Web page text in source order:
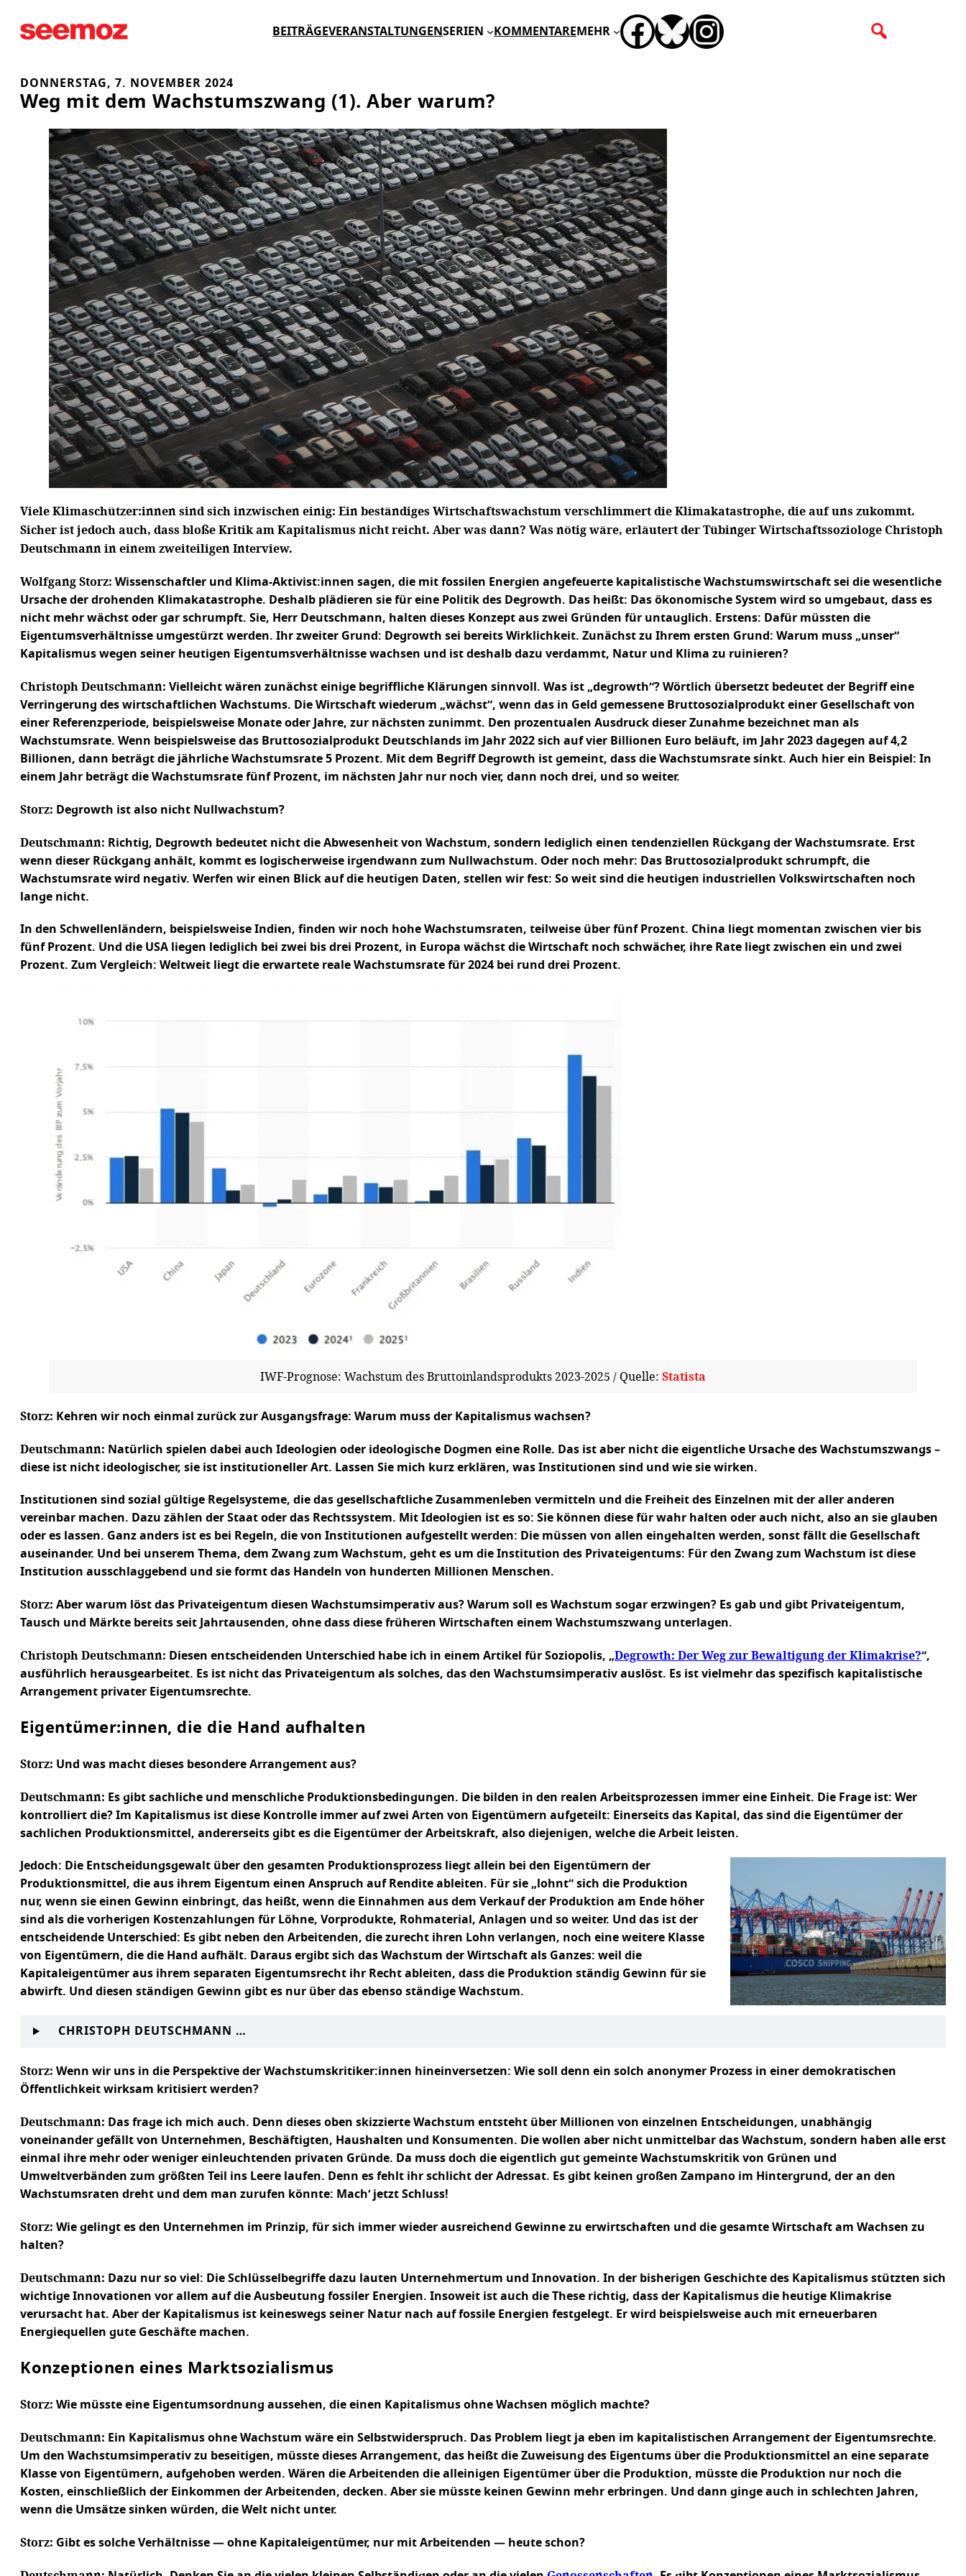
Inhalt
BEITRÄGEVERANSTALTUNGENSERIEN KOMMENTARE MEHR FACEBOOK
BLUESKYINSTAGRAM
DONNERSTAG, 7. NOVEMBER 2024
Weg mit dem Wachstumszwang (1). Aber warum?
Viele Klimaschützer:innen sind sich inzwischen einig: Ein beständiges Wirtschaftswachstum verschlimmert die Klimakatastrophe, die auf uns zukommt.
Sicher ist jedoch auch, dass bloße Kritik am Kapitalismus nicht reicht. Aber was dann? Was nötig wäre, erläutert der Tübinger Wirtschaftssoziologe Christoph
Deutschmann in einem zweiteiligen Interview.
Wolfgang Storz: Wissenschaftler und Klima-Aktivist:innen sagen, die mit fossilen Energien angefeuerte kapitalistische Wachstumswirtschaft sei die wesentliche
Ursache der drohenden Klimakatastrophe. Deshalb plädieren sie für eine Politik des Degrowth. Das heißt: Das ökonomische System wird so umgebaut, dass es
nicht mehr wächst oder gar schrumpft. Sie, Herr Deutschmann, halten dieses Konzept aus zwei Gründen für untauglich. Erstens: Dafür müssten die
Eigentumsverhältnisse umgestürzt werden. Ihr zweiter Grund: Degrowth sei bereits Wirklichkeit. Zunächst zu Ihrem ersten Grund: Warum muss „unser“
Kapitalismus wegen seiner heutigen Eigentumsverhältnisse wachsen und ist deshalb dazu verdammt, Natur und Klima zu ruinieren?
Christoph Deutschmann: Vielleicht wären zunächst einige begriffliche Klärungen sinnvoll. Was ist „degrowth“? Wörtlich übersetzt bedeutet der Begriff eine
Verringerung des wirtschaftlichen Wachstums. Die Wirtschaft wiederum „wächst“, wenn das in Geld gemessene Bruttosozialprodukt einer Gesellschaft von
einer Referenzperiode, beispielsweise Monate oder Jahre, zur nächsten zunimmt. Den prozentualen Ausdruck dieser Zunahme bezeichnet man als
Wachstumsrate. Wenn beispielsweise das Bruttosozialprodukt Deutschlands im Jahr 2022 sich auf vier Billionen Euro beläuft, im Jahr 2023 dagegen auf 4,2
Billionen, dann beträgt die jährliche Wachstumsrate 5 Prozent. Mit dem Begriff Degrowth ist gemeint, dass die Wachstumsrate sinkt. Auch hier ein Beispiel: In
einem Jahr beträgt die Wachstumsrate fünf Prozent, im nächsten Jahr nur noch vier, dann noch drei, und so weiter.
Storz: Degrowth ist also nicht Nullwachstum?
Deutschmann: Richtig, Degrowth bedeutet nicht die Abwesenheit von Wachstum, sondern lediglich einen tendenziellen Rückgang der Wachstumsrate. Erst
wenn dieser Rückgang anhält, kommt es logischerweise irgendwann zum Nullwachstum. Oder noch mehr: Das Bruttosozialprodukt schrumpft, die
Wachstumsrate wird negativ. Werfen wir einen Blick auf die heutigen Daten, stellen wir fest: So weit sind die heutigen industriellen Volkswirtschaften noch
lange nicht.
In den Schwellenländern, beispielsweise Indien, finden wir noch hohe Wachstumsraten, teilweise über fünf Prozent. China liegt momentan zwischen vier bis
fünf Prozent. Und die USA liegen lediglich bei zwei bis drei Prozent, in Europa wächst die Wirtschaft noch schwächer, ihre Rate liegt zwischen ein und zwei
Prozent. Zum Vergleich: Weltweit liegt die erwartete reale Wachstumsrate für 2024 bei rund drei Prozent.
IWF-Prognose: Wachstum des Bruttoinlandsprodukts 2023-2025 / Quelle: Statista
Storz: Kehren wir noch einmal zurück zur Ausgangsfrage: Warum muss der Kapitalismus wachsen?
Deutschmann: Natürlich spielen dabei auch Ideologien oder ideologische Dogmen eine Rolle. Das ist aber nicht die eigentliche Ursache des Wachstumszwangs –
diese ist nicht ideologischer, sie ist institutioneller Art. Lassen Sie mich kurz erklären, was Institutionen sind und wie sie wirken.
Institutionen sind sozial gültige Regelsysteme, die das gesellschaftliche Zusammenleben vermitteln und die Freiheit des Einzelnen mit der aller anderen
vereinbar machen. Dazu zählen der Staat oder das Rechtssystem. Mit Ideologien ist es so: Sie können diese für wahr halten oder auch nicht, also an sie glauben
oder es lassen. Ganz anders ist es bei Regeln, die von Institutionen aufgestellt werden: Die müssen von allen eingehalten werden, sonst fällt die Gesellschaft
auseinander. Und bei unserem Thema, dem Zwang zum Wachstum, geht es um die Institution des Privateigentums: Für den Zwang zum Wachstum ist diese
Institution ausschlaggebend und sie formt das Handeln von hunderten Millionen Menschen.
Storz: Aber warum löst das Privateigentum diesen Wachstumsimperativ aus? Warum soll es Wachstum sogar erzwingen? Es gab und gibt Privateigentum,
Tausch und Märkte bereits seit Jahrtausenden, ohne dass diese früheren Wirtschaften einem Wachstumszwang unterlagen.
Christoph Deutschmann: Diesen entscheidenden Unterschied habe ich in einem Artikel für Soziopolis, „Degrowth: Der Weg zur Bewältigung der Klimakrise?“,
ausführlich herausgearbeitet. Es ist nicht das Privateigentum als solches, das den Wachstumsimperativ auslöst. Es ist vielmehr das spezifisch kapitalistische
Arrangement privater Eigentumsrechte.
Eigentümer:innen, die die Hand aufhalten
Storz: Und was macht dieses besondere Arrangement aus?
Deutschmann: Es gibt sachliche und menschliche Produktionsbedingungen. Die bilden in den realen Arbeitsprozessen immer eine Einheit. Die Frage ist: Wer
kontrolliert die? Im Kapitalismus ist diese Kontrolle immer auf zwei Arten von Eigentümern aufgeteilt: Einerseits das Kapital, das sind die Eigentümer der
sachlichen Produktionsmittel, andererseits gibt es die Eigentümer der Arbeitskraft, also diejenigen, welche die Arbeit leisten.
Jedoch: Die Entscheidungsgewalt über den gesamten Produktionsprozess liegt allein bei den Eigentümern der
Produktionsmittel, die aus ihrem Eigentum einen Anspruch auf Rendite ableiten. Für sie „lohnt“ sich die Produktion
nur, wenn sie einen Gewinn einbringt, das heißt, wenn die Einnahmen aus dem Verkauf der Produktion am Ende höher
sind als die vorherigen Kostenzahlungen für Löhne, Vorprodukte, Rohmaterial, Anlagen und so weiter. Und das ist der
entscheidende Unterschied: Es gibt neben den Arbeitenden, die zurecht ihren Lohn verlangen, noch eine weitere Klasse
von Eigentümern, die die Hand aufhält. Daraus ergibt sich das Wachstum der Wirtschaft als Ganzes: weil die
Kapitaleigentümer aus ihrem separaten Eigentumsrecht ihr Recht ableiten, dass die Produktion ständig Gewinn für sie
abwirft. Und diesen ständigen Gewinn gibt es nur über das ebenso ständige Wachstum.
CHRISTOPH DEUTSCHMANN …
Storz: Wenn wir uns in die Perspektive der Wachstumskritiker:innen hineinversetzen: Wie soll denn ein solch anonymer Prozess in einer demokratischen
Öffentlichkeit wirksam kritisiert werden?
Deutschmann: Das frage ich mich auch. Denn dieses oben skizzierte Wachstum entsteht über Millionen von einzelnen Entscheidungen, unabhängig
voneinander gefällt von Unternehmen, Beschäftigten, Haushalten und Konsumenten. Die wollen aber nicht unmittelbar das Wachstum, sondern haben alle erst
einmal ihre mehr oder weniger einleuchtenden privaten Gründe. Da muss doch die eigentlich gut gemeinte Wachstumskritik von Grünen und
Umweltverbänden zum größten Teil ins Leere laufen. Denn es fehlt ihr schlicht der Adressat. Es gibt keinen großen Zampano im Hintergrund, der an den
Wachstumsraten dreht und dem man zurufen könnte: Mach‘ jetzt Schluss!
Storz: Wie gelingt es den Unternehmen im Prinzip, für sich immer wieder ausreichend Gewinne zu erwirtschaften und die gesamte Wirtschaft am Wachsen zu
halten?
Deutschmann: Dazu nur so viel: Die Schlüsselbegriffe dazu lauten Unternehmertum und Innovation. In der bisherigen Geschichte des Kapitalismus stützten sich
wichtige Innovationen vor allem auf die Ausbeutung fossiler Energien. Insoweit ist auch die These richtig, dass der Kapitalismus die heutige Klimakrise
verursacht hat. Aber der Kapitalismus ist keineswegs seiner Natur nach auf fossile Energien festgelegt. Er wird beispielsweise auch mit erneuerbaren
Energiequellen gute Geschäfte machen.
Konzeptionen eines Marktsozialismus
Storz: Wie müsste eine Eigentumsordnung aussehen, die einen Kapitalismus ohne Wachsen möglich machte?
Deutschmann: Ein Kapitalismus ohne Wachstum wäre ein Selbstwiderspruch. Das Problem liegt ja eben im kapitalistischen Arrangement der Eigentumsrechte.
Um den Wachstumsimperativ zu beseitigen, müsste dieses Arrangement, das heißt die Zuweisung des Eigentums über die Produktionsmittel an eine separate
Klasse von Eigentümern, aufgehoben werden. Wären die Arbeitenden die alleinigen Eigentümer über die Produktion, müsste die Produktion nur noch die
Kosten, einschließlich der Einkommen der Arbeitenden, decken. Aber sie müsste keinen Gewinn mehr erbringen. Und dann ginge auch in schlechten Jahren,
wenn die Umsätze sinken würden, die Welt nicht unter.
Storz: Gibt es solche Verhältnisse — ohne Kapitaleigentümer, nur mit Arbeitenden — heute schon?